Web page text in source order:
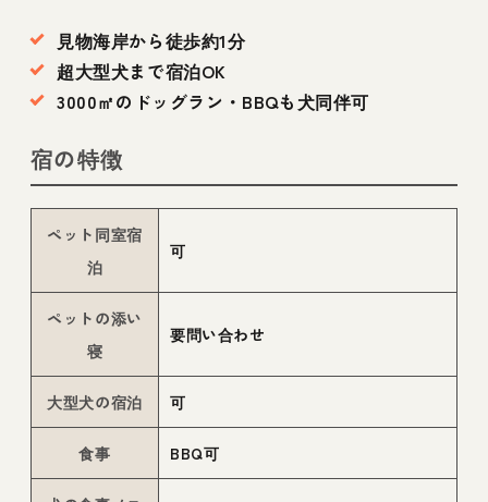
見物海岸から徒歩約1分
超大型犬まで宿泊OK
3000㎡のドッグラン・BBQも犬同伴可
宿の特徴
ペット同室宿
泊
可
ペットの添い
寝
要問い合わせ
大型犬の宿泊 可
食事 BBQ可